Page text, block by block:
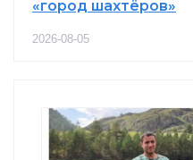
«город шахтёров»
2026-08-05